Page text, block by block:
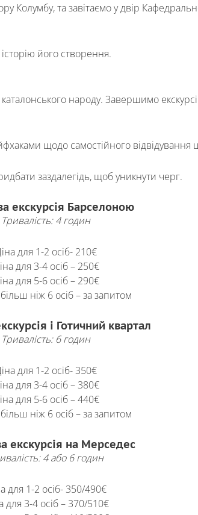
Колумбу, та завітаємо у двір
його створення.
народу. Завершимо
щодо самостійного відвідування
заздалегідь, щоб уникнути черг.
екскурсія Барселоною
Тривалість: 4 годин
для 1-2 осіб- 210€
для 3-4 осіб – 250€
для 5-6 осіб – 290€
ніж 6 осіб – за запитом
і Готичний квартал
Тривалість: 6 годин
для 1-2 осіб- 350€
для 3-4 осіб – 380€
для 5-6 осіб – 440€
ніж 6 осіб – за запитом
екскурсія на Мерседес
4 або 6 годин
для 1-2 осіб- 350/490€
для 3-4 осіб – 370/510€